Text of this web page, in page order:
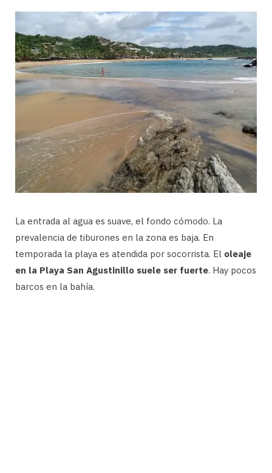
La entrada al agua es suave, el fondo cómodo. La
prevalencia de tiburones en la zona es baja. En
temporada la playa es atendida por socorrista. El oleaje
en la Playa San Agustinillo suele ser fuerte. Hay pocos
barcos en la bahía.